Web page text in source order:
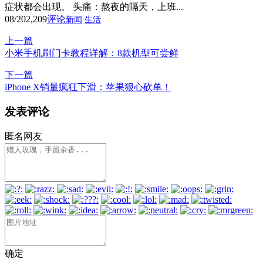
症状都会出现。 头痛：熬夜的隔天，上班...
08/202,209评论新闻 生活
上一篇
小米手机刷门卡教程详解：8款机型可尝鲜
下一篇
iPhone X销量疯狂下滑：苹果狠心砍单！
发表评论
匿名网友
确定